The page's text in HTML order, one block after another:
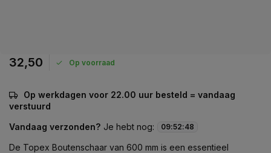
32,50 Op voorraad
Op werkdagen voor 22.00 uur besteld = vandaag
verstuurd
Vandaag verzonden? Je hebt nog: 09:52:48
De Topex Boutenschaar van 600 mm is een essentieel